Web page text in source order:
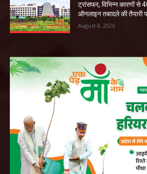
ट्रांसफर, विभिन्न कारणों
ऑनलाइन तबादले की तैयारी
August 8, 2026